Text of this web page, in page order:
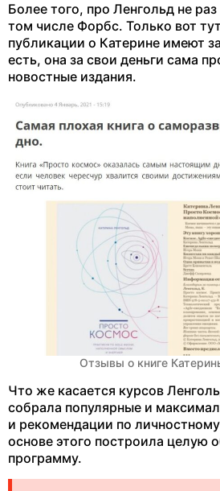
Более того, про Ленгольд не
том числе Форбс. Только вот
публикации о Катерине имеют
есть, она за свои деньги сама
новостные издания.
Отзывы о книге
Что же касается курсов
собрала популярные и
и рекомендации по
основе этого построила целую
программу.